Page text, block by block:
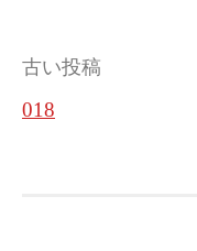
投
稿
古い投稿
018